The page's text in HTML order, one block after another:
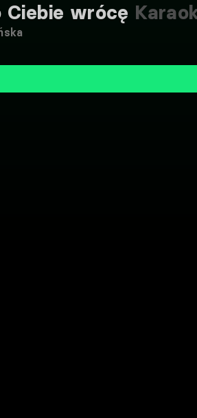
Ciebie wrócę